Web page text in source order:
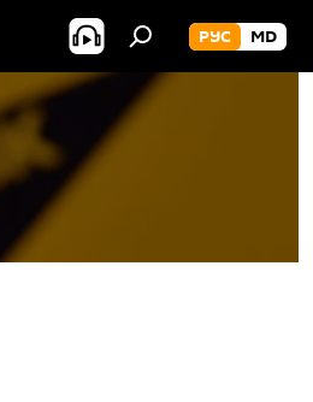
РУС MD